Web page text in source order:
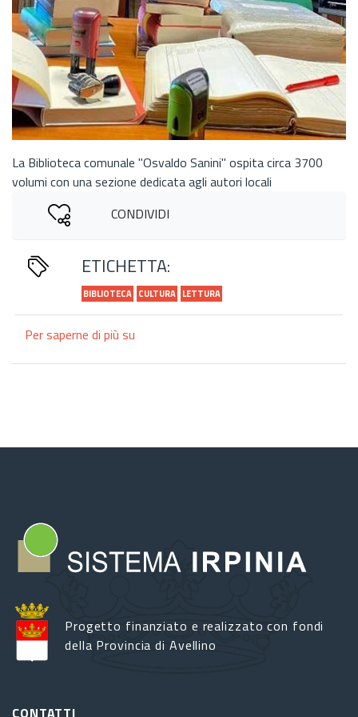
La Biblioteca comunale "Osvaldo Sanini" ospita circa 3700
volumi con una sezione dedicata agli autori locali
CONDIVIDI
ETICHETTA:
BIBLIOTECA CULTURA LETTURA
Per saperne di più su
arricchisce
popolare
locale
Progetto finanziato e realizzato con fondi
della Provincia di Avellino